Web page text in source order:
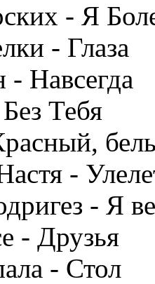
- Я
- Глаза
- Навсегда
Тебя
-
- Я
- Друзья
- Стол